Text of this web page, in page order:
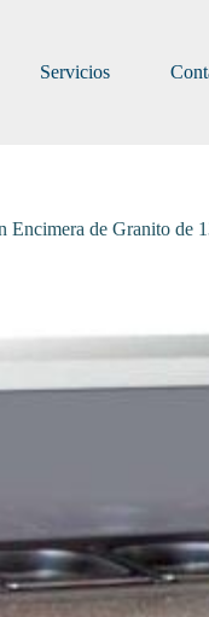
Servicios
Encimera de Granito